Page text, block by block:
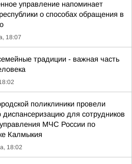
управление напоминает
о способах обращения в
18:07
традиции - важная часть
поликлиники провели
для сотрудников
управления МЧС России по
Калмыкия
18:02